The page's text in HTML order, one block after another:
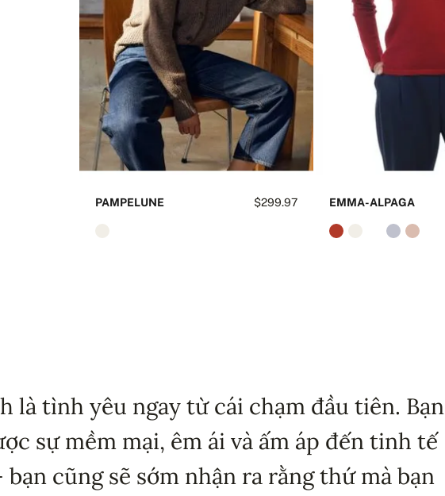
$299.97
PAMPELUNE EMMA-ALPAGA
là tình yêu ngay từ cái chạm đầu tiên. Bạn
sự mềm mại, êm ái và ấm áp đến tinh tế
cũng sẽ sớm nhận ra rằng thứ mà bạn